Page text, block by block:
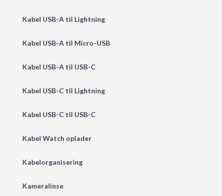
Kabel USB-A til Lightning
Kabel USB-A til Micro-USB
Kabel USB-A til USB-C
Kabel USB-C til Lightning
Kabel USB-C til USB-C
Kabel Watch oplader
Kabelorganisering
Kameralinse